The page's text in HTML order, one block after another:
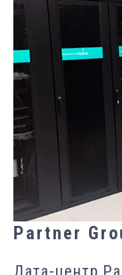
Partner
Дата-центр